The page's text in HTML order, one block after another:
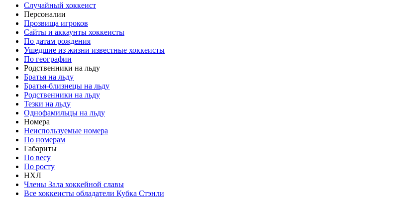
Случайный хоккеист
Персоналии
Прозвища игроков
Сайты и аккаунты хоккеисты
По датам рождения
Ушедшие из жизни известные хоккеисты
По географии
Родственники на льду
Братья на льду
Братья-близнецы на льду
Родственники на льду
Тезки на льду
Однофамильцы на льду
Номера
Неиспользуемые номера
По номерам
Габариты
По весу
По росту
НХЛ
Члены Зала хоккейной славы
Все хоккеисты обладатели Кубка Стэнли